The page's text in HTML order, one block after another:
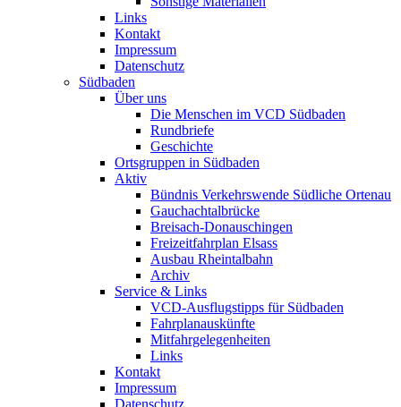
Links
Kontakt
Impressum
Datenschutz
Südbaden
Über uns
Die Menschen im VCD Südbaden
Rundbriefe
Geschichte
Ortsgruppen in Südbaden
Aktiv
Bündnis Verkehrswende Südliche Ortenau
Gauchachtalbrücke
Breisach-Donauschingen
Freizeitfahrplan Elsass
Ausbau Rheintalbahn
Archiv
Service & Links
VCD-Ausflugstipps für Südbaden
Fahrplanauskünfte
Mitfahrgelegenheiten
Links
Kontakt
Impressum
Datenschutz